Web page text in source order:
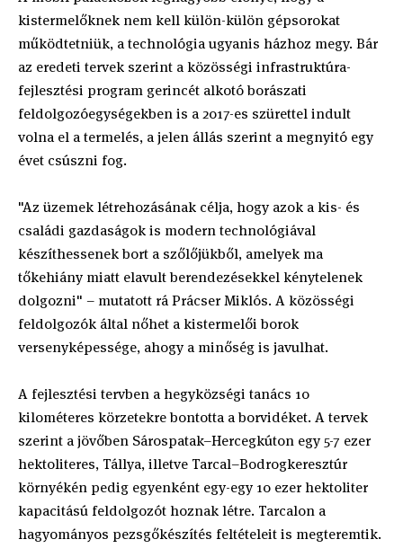
kistermelőknek nem kell külön-külön gépsorokat
működtetniük, a technológia ugyanis házhoz megy. Bár
az eredeti tervek szerint a közösségi infrastruktúra-
fejlesztési program gerincét alkotó borászati
feldolgozóegységekben is a 2017-es szürettel indult
volna el a termelés, a jelen állás szerint a megnyitó egy
évet csúszni fog.
"Az üzemek létrehozásának célja, hogy azok a kis- és
családi gazdaságok is modern technológiával
készíthessenek bort a szőlőjükből, amelyek ma
tőkehiány miatt elavult berendezésekkel kénytelenek
dolgozni" – mutatott rá Prácser Miklós. A közösségi
feldolgozók által nőhet a kistermelői borok
versenyképessége, ahogy a minőség is javulhat.
A fejlesztési tervben a hegyközségi tanács 10
kilométeres körzetekre bontotta a borvidéket. A tervek
szerint a jövőben Sárospatak–Hercegkúton egy 5-7 ezer
hektoliteres, Tállya, illetve Tarcal–Bodrogkeresztúr
környékén pedig egyenként egy-egy 10 ezer hektoliter
kapacitású feldolgozót hoznak létre. Tarcalon a
hagyományos pezsgőkészítés feltételeit is megteremtik.